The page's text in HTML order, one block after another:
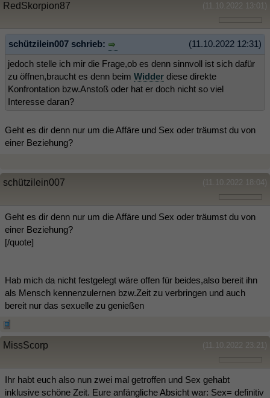
(11.10.2022 13:01)
RedSkorpion87
(11.10.2022 12:31)
schützilein007 schrieb:
jedoch stelle ich mir die Frage,ob es denn sinnvoll ist sich dafür
zu öffnen,braucht es denn beim Widder diese direkte
Konfrontation bzw.Anstoß oder hat er doch nicht so viel
Interesse daran?
Geht es dir denn nur um die Affäre und Sex oder träumst du von
einer Beziehung?
(11.10.2022 18:04)
schützilein007
Geht es dir denn nur um die Affäre und Sex oder träumst du von
einer Beziehung?
[/quote]
Hab mich da nicht festgelegt wäre offen für beides,also bereit ihn
als Mensch kennenzulernen bzw.Zeit zu verbringen und auch
bereit nur das sexuelle zu genießen
(11.10.2022 23:21)
MissScorp
Ihr habt euch also nun zwei mal getroffen und Sex gehabt
inklusive schöne Zeit. Eure anfängliche Absicht war: Sex= definitiv